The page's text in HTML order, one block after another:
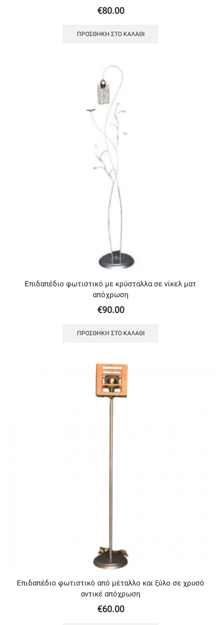
€80.00
ΠΡΟΣΘΉΚΗ ΣΤΟ ΚΑΛΆΘΙ
Επιδαπέδιο φωτιστικό με κρύσταλλα σε νίκελ ματ
απόχρωση
€90.00
ΠΡΟΣΘΉΚΗ ΣΤΟ ΚΑΛΆΘΙ
Επιδαπέδιο φωτιστικό από μέταλλο και ξύλο σε χρυσό
αντικέ απόχρωση
€60.00